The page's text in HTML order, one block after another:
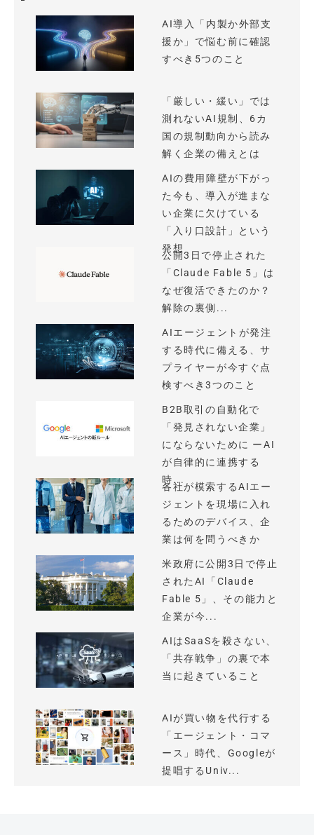
AI導入「内製か外部支
援か」で悩む前に確認
すべき5つのこと
「厳しい・緩い」では
測れないAI規制、6カ
国の規制動向から読み
解く企業の備えとは
AIの費用障壁が下がっ
た今も、導入が進まな
い企業に欠けている
「入り口設計」という
発想
公開3日で停止された
「Claude Fable 5」は
なぜ復活できたのか？
解除の裏側...
AIエージェントが発注
する時代に備える、サ
プライヤーが今すぐ点
検すべき3つのこと
B2B取引の自動化で
「発見されない企業」
にならないために ーAI
が自律的に連携する
時...
各社が模索するAIエー
ジェントを現場に入れ
るためのデバイス、企
業は何を問うべきか
米政府に公開3日で停止
されたAI「Claude
Fable 5」、その能力と
企業が今...
AIはSaaSを殺さない、
「共存戦争」の裏で本
当に起きていること
AIが買い物を代行する
「エージェント・コマ
ース」時代、Googleが
提唱するUniv...